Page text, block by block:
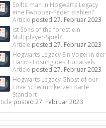
Sollte man in Hogwarts Legacy
eine Fwooper-Feder stehlen?
Article posted27. Februar 2023
Ist Sons of the forest ein
Multiplayer-Spiel?
Article posted27. Februar 2023
Hogwarts Legacy Ein Vogel in der
Hand - Lösung des Türrätsels
Article posted27. Februar 2023
Hogwarts Legacy Ghost of our
Love Schwimmkerzen Karte
Standort
posted27. Februar 2023